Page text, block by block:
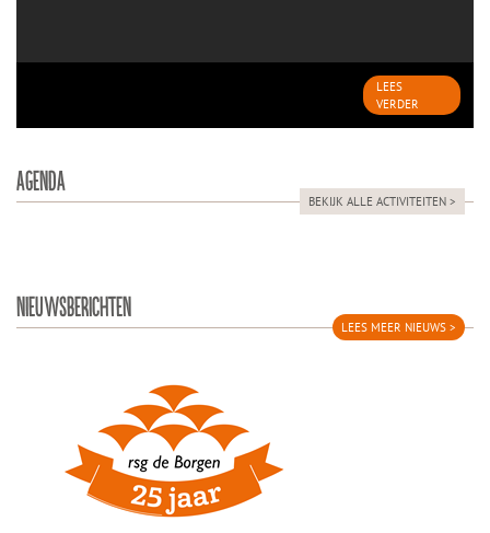
LEES
VERDER
AGENDA
BEKIJK ALLE ACTIVITEITEN >
NIEUWSBERICHTEN
LEES MEER NIEUWS >